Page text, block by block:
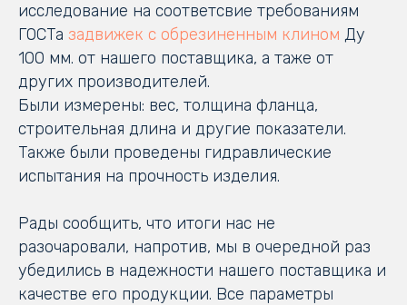
исследование на соответсвие требованиям
ГОСТа задвижек с обрезиненным клином Ду
100 мм. от нашего поставщика, а таже от
других производителей.
Были измерены: вес, толщина фланца,
строительная длина и другие показатели.
Также были проведены гидравлические
испытания на прочность изделия.
Рады сообщить, что итоги нас не
разочаровали, напротив, мы в очередной раз
убедились в надежности нашего поставщика и
качестве его продукции. Все параметры